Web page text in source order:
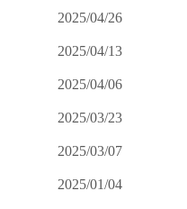
2025/04/26
2025/04/13
2025/04/06
2025/03/23
2025/03/07
2025/01/04